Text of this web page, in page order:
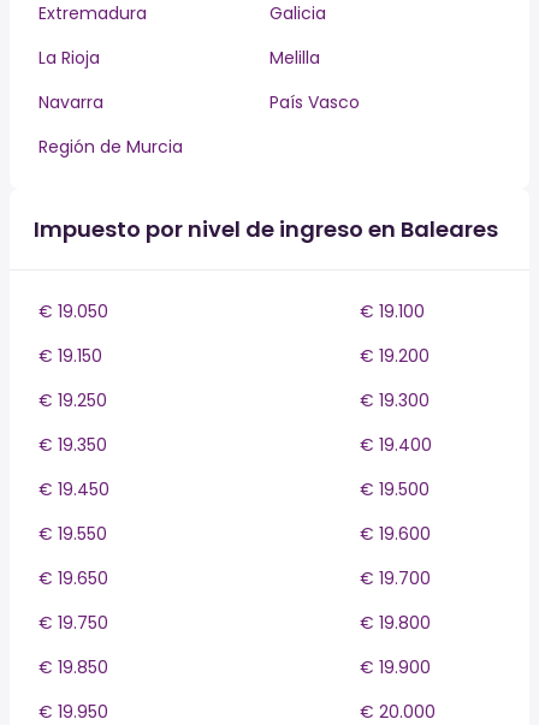
Extremadura
Galicia
La Rioja
Melilla
Navarra
País Vasco
Región de Murcia
Impuesto por nivel de ingreso en Baleares
€ 19.050
€ 19.100
€ 19.150
€ 19.200
€ 19.250
€ 19.300
€ 19.350
€ 19.400
€ 19.450
€ 19.500
€ 19.550
€ 19.600
€ 19.650
€ 19.700
€ 19.750
€ 19.800
€ 19.850
€ 19.900
€ 19.950
€ 20.000